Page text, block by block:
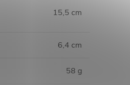
15,5 cm
6,4 cm
58 g